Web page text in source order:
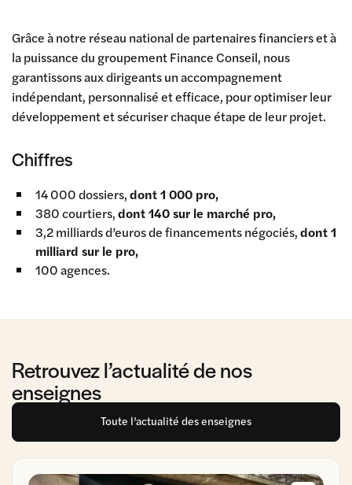
Grâce à notre réseau national de partenaires financiers et à
la puissance du groupement Finance Conseil, nous
garantissons aux dirigeants un accompagnement
indépendant, personnalisé et efficace, pour optimiser leur
développement et sécuriser chaque étape de leur projet.
Chiffres
14 000 dossiers,dont 1 000 pro,
380 courtiers,dont 140 sur le marché pro,
3,2 milliards d’euros de financements négociés,dont 1
milliard sur le pro,
100 agences.
Retrouvez l’actualité de nos
enseignes
Toute l’actualité des enseignes